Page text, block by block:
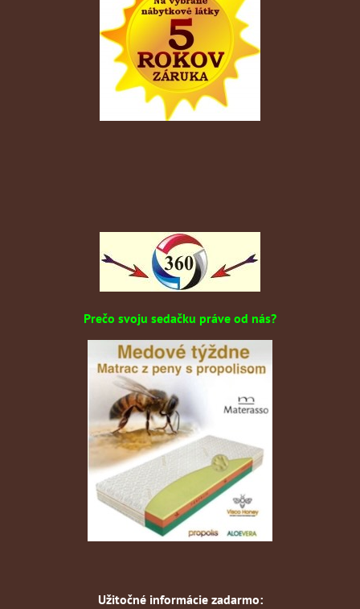
Prečo svoju sedačku práve od nás?
Užitočné informácie zadarmo: